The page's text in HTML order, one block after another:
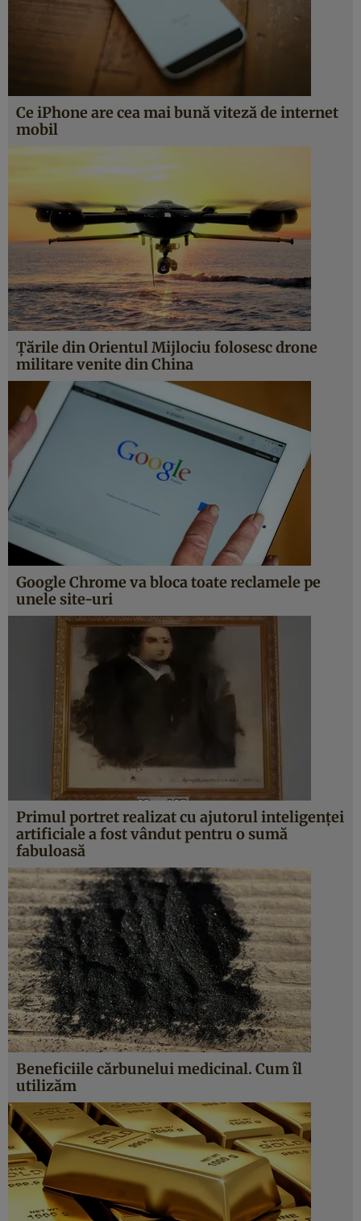
Ce iPhone are cea mai bună viteză de internet
mobil
Ţările din Orientul Mijlociu folosesc drone
militare venite din China
Google Chrome va bloca toate reclamele pe
unele site-uri
Primul portret realizat cu ajutorul inteligenţei
artificiale a fost vândut pentru o sumă
fabuloasă
Beneficiile cărbunelui medicinal. Cum îl
utilizăm